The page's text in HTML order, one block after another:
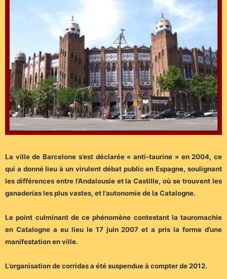
La ville de Barcelone s’est déclarée « anti-taurine » en 2004, ce
qui a donné lieu à un virulent débat public en Espagne, soulignant
les différences entre l’Andalousie et la Castille, où se trouvent les
ganaderías les plus vastes, et l’autonomie de la Catalogne.
Le point culminant de ce phénomène contestant la tauromachie
en Catalogne a eu lieu le 17 juin 2007 et a pris la forme d’une
manifestation en ville.
L’organisation de corridas a été suspendue à compter de 2012.